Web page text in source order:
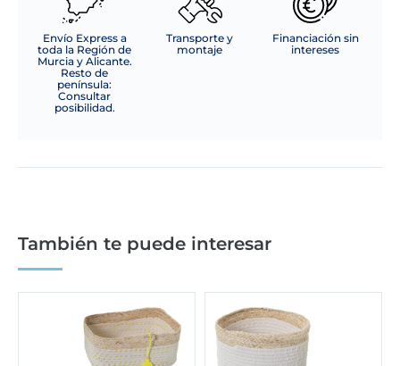
Envío Express a
toda la Región de
Murcia y Alicante.
Resto de
península:
Consultar
posibilidad.
Transporte y
montaje
Financiación sin
intereses
También te puede interesar